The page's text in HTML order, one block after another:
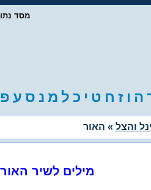
- מסד
ה ו ז ח ט י כ ל מ נ ס ע פ
והצל » האור
מילים לשיר האור